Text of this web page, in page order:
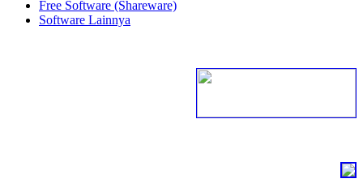
Free Software (Shareware)
Software Lainnya